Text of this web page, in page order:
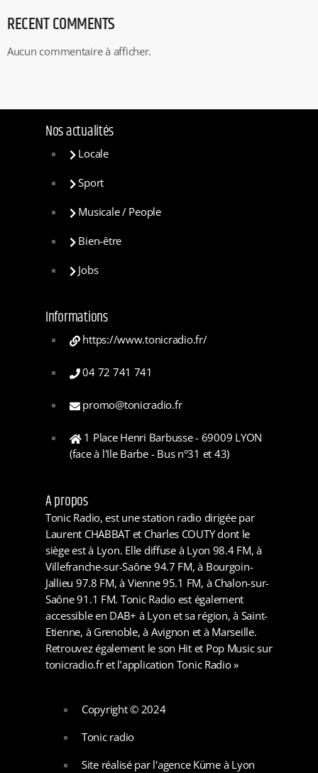
RECENT COMMENTS
Aucun commentaire à afficher.
Nos actualités
Locale
Sport
Musicale / People
Bien-être
Jobs
Informations
https://www.tonicradio.fr/
04 72 741 741
promo@tonicradio.fr
1 Place Henri Barbusse - 69009 LYON
(face à l'Ile Barbe - Bus n°31 et 43)
A propos
Tonic Radio, est une station radio dirigée par
Laurent CHABBAT et Charles COUTY dont le
siège est à Lyon. Elle diffuse à Lyon 98.4 FM, à
Villefranche-sur-Saône 94.7 FM, à Bourgoin-
Jallieu 97.8 FM, à Vienne 95.1 FM, à Chalon-sur-
Saône 91.1 FM. Tonic Radio est également
accessible en DAB+ à Lyon et sa région, à Saint-
Etienne, à Grenoble, à Avignon et à Marseille.
Retrouvez également le son Hit et Pop Music sur
tonicradio.fr et l’application Tonic Radio »
Copyright © 2024
Tonic radio
Site réalisé par l'agence Küme à Lyon